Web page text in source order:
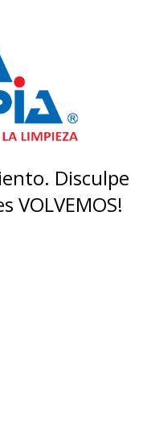
Disculpe
VOLVEMOS!